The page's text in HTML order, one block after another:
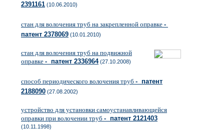
2391161 (10.06.2010)
стан для волочения труб на закрепленной оправке -
патент 2378069 (10.01.2010)
стан для волочения труб на подвижной
оправке - патент 2336964(27.10.2008)
способ периодического волочения труб - патент
2188090 (27.08.2002)
устройство для установки самоустанавливающейся
оправки при волочении труб - патент 2121403
(10.11.1998)